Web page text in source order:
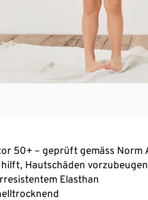
50+ – geprüft gemäss Norm
Hautschäden vorzubeugen
Elasthan